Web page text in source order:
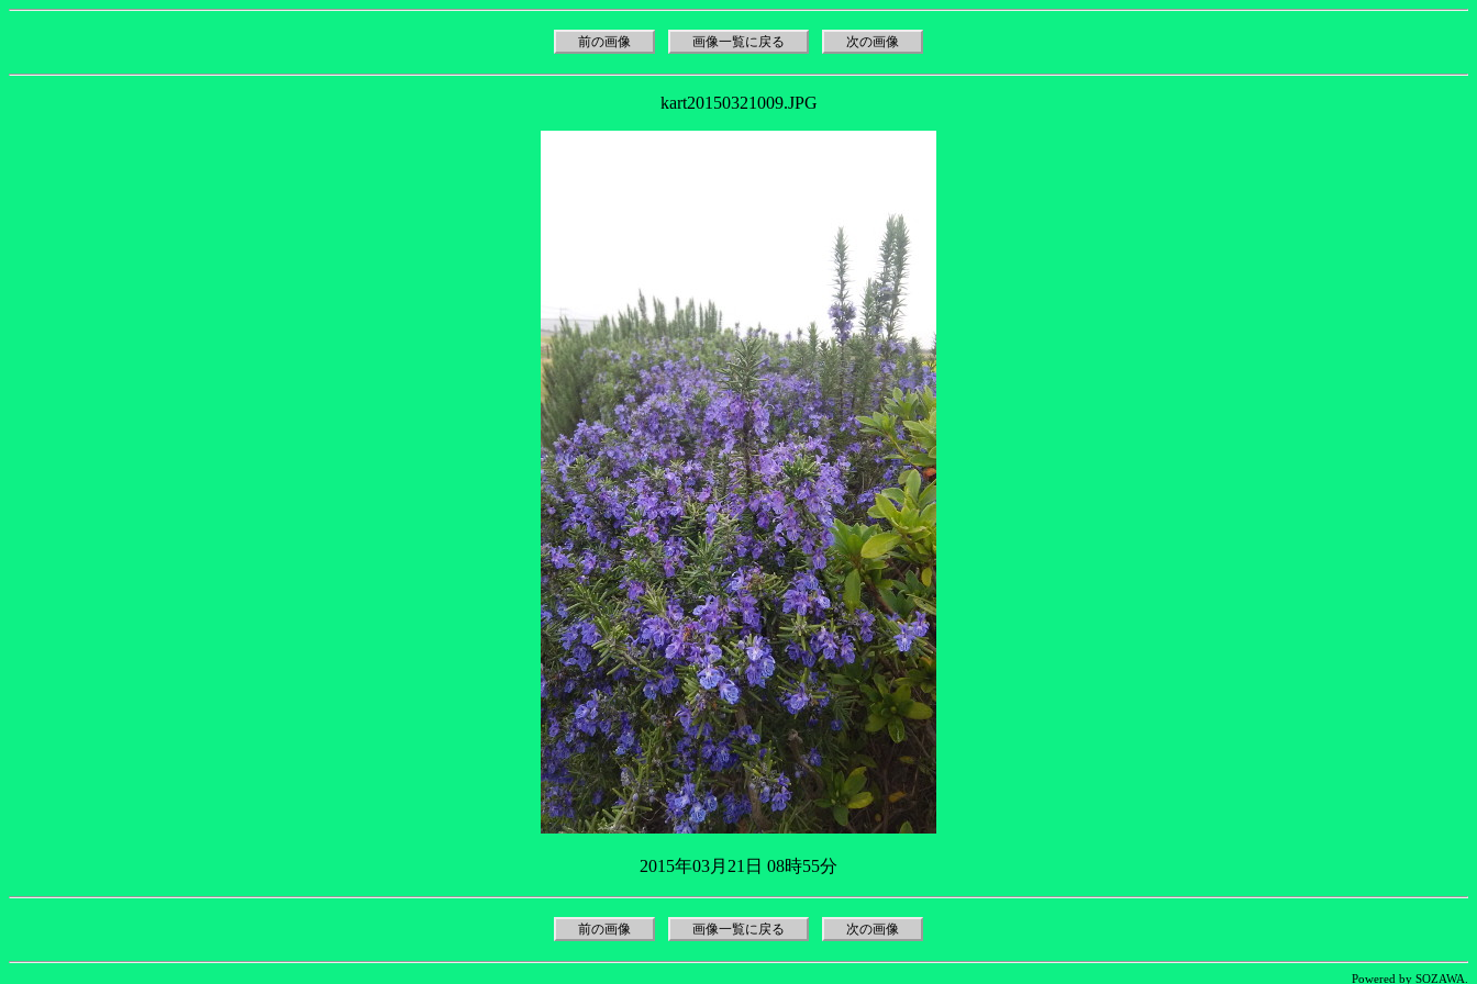
前の画像 画像一覧に戻る 次の画像
kart20150321009.JPG
2015年03月21日 08時55分
前の画像 画像一覧に戻る 次の画像
Powered by SOZAWA.